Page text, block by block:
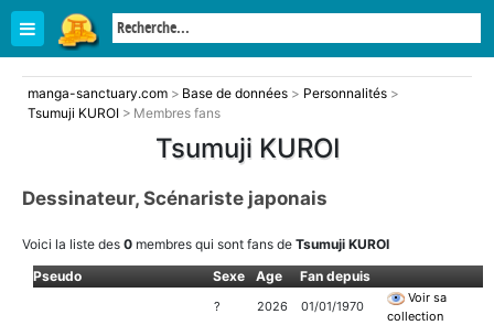
manga-sanctuary.com > Base de données > Personnalités>
Tsumuji KUROI > Membres fans
Tsumuji KUROI
Dessinateur, Scénariste japonais
Voici la liste des 0 membres qui sont fans de Tsumuji KUROI
Pseudo
Sexe Age Fan depuis
? 2026 01/01/1970
Voir sa
collection